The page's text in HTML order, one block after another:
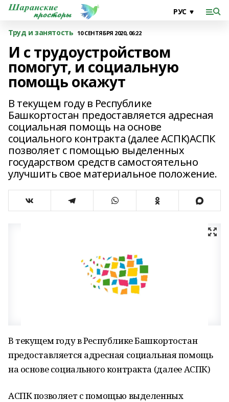
Труд и занятость 10 СЕНТЯБРЯ 2020, 06:22
И с трудоустройством
помогут, и социальную
помощь окажут
В текущем году в Республике
Башкортостан предоставляется адресная
социальная помощь на основе
социального контракта (далее АСПК)АСПК
позволяет с помощью выделенных
государством средств самостоятельно
улучшить свое материальное положение.
В текущем году в Республике Башкортостан
предоставляется адресная социальная помощь
на основе социального контракта (далее АСПК)
АСПК позволяет с помощью выделенных